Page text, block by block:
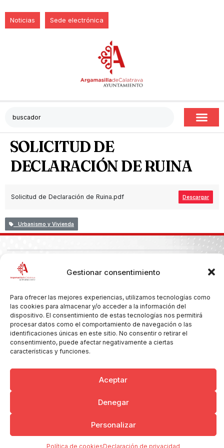
Gestionar consentimiento
Para ofrecer las mejores experiencias, utilizamos tecnologías como
las cookies para almacenar y/o acceder a la información del
dispositivo. El consentimiento de estas tecnologías nos permitirá
procesar datos como el comportamiento de navegación o las
identificaciones únicas en este sitio. No consentir o retirar el
consentimiento, puede afectar negativamente a ciertas
características y funciones.
Aceptar
Denegar
Personalizar
Política de cookiesDeclaración de privacidad
Noticias Sede electrónica
SOLICITUD DE
DECLARACIÓN DE RUINA
Solicitud de Declaración de Ruina.pdf Descargar
Urbanismo y Vivienda
Copyright © 2026 Ayuntamiento de Argamasilla de Calatrava
Politica de Privacidad y Aviso Legal
Registro de la actividad